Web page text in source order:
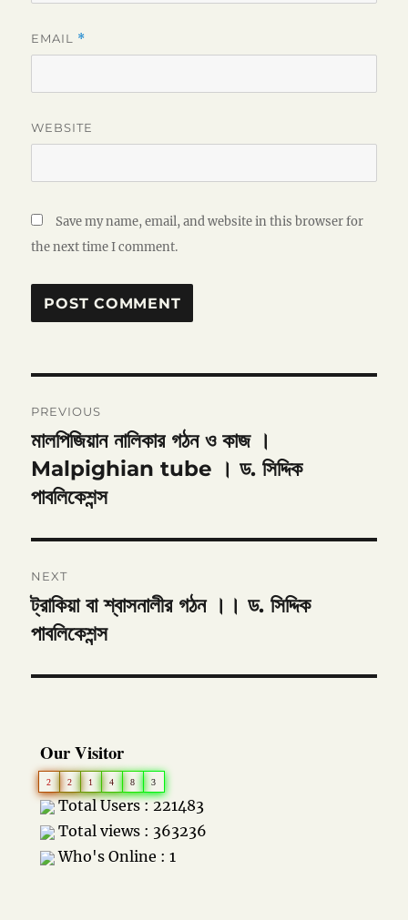
EMAIL *
WEBSITE
Save my name, email, and website in this browser for
the next time I comment.
navigation
PREVIOUS
Previous
post:
মালপিজিয়ান নালিকার গঠন ও কাজ ।
Malpighian tube । ড. সিদ্দিক
পাবলিকেশন্স
NEXT
Next
post:
ট্রাকিয়া বা শ্বাসনালীর গঠন ।। ড. সিদ্দিক
পাবলিকেশন্স
Our Visitor
2 2 1 4 8 3
Total Users : 221483
Total views : 363236
Who's Online : 1